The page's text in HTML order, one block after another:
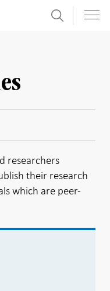
Sök
researchers
their research
which are peer-